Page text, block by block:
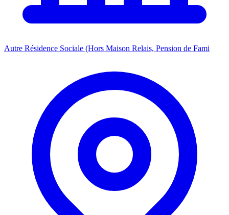
Autre Résidence Sociale (Hors Maison Relais, Pension de Fami